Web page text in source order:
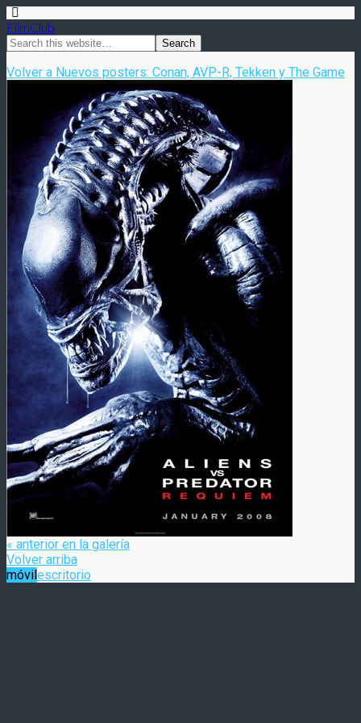
FilmClub
Volver a Nuevos posters: Conan, AVP-R, Tekken y The Game
« anterior en la galería
Volver arriba
móvilescritorio